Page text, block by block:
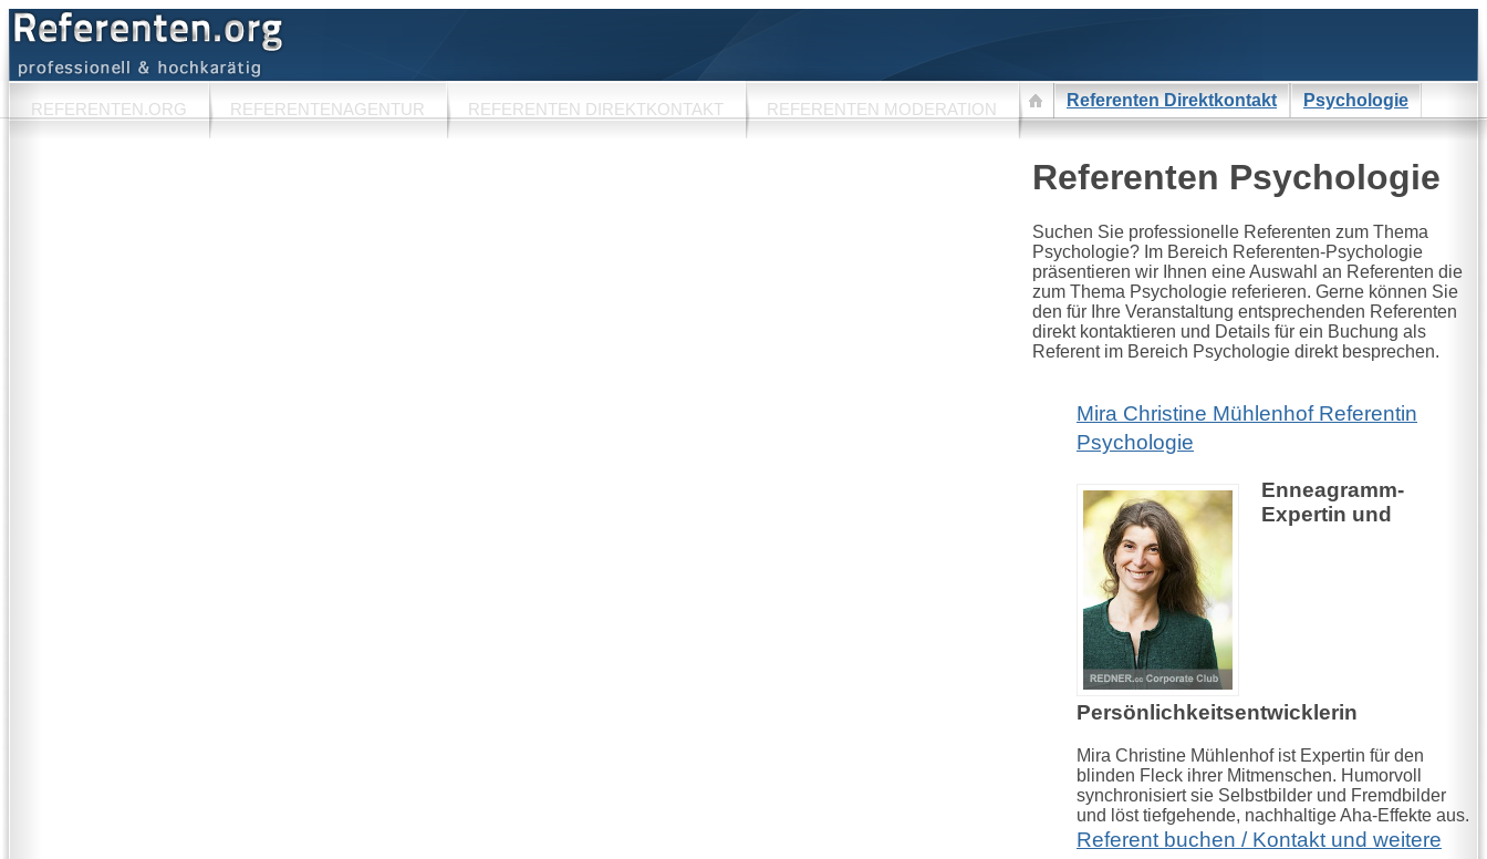
REFERENTEN.ORG REFERENTENAGENTUR REFERENTEN DIREKTKONTAKT REFERENTEN MODERATION Referenten Direktkontakt Psychologie
Referenten Psychologie
Suchen Sie professionelle Referenten zum Thema
Psychologie? Im Bereich Referenten-Psychologie
präsentieren wir Ihnen eine Auswahl an Referenten die
zum Thema Psychologie referieren. Gerne können Sie
den für Ihre Veranstaltung entsprechenden Referenten
direkt kontaktieren und Details für ein Buchung als
Referent im Bereich Psychologie direkt besprechen.
Mira Christine Mühlenhof Referentin
Psychologie
Enneagramm-
Expertin und
Persönlichkeitsentwicklerin
Mira Christine Mühlenhof ist Expertin für den
blinden Fleck ihrer Mitmenschen. Humorvoll
synchronisiert sie Selbstbilder und Fremdbilder
und löst tiefgehende, nachhaltige Aha-Effekte aus.
Referent buchen / Kontakt und weitere